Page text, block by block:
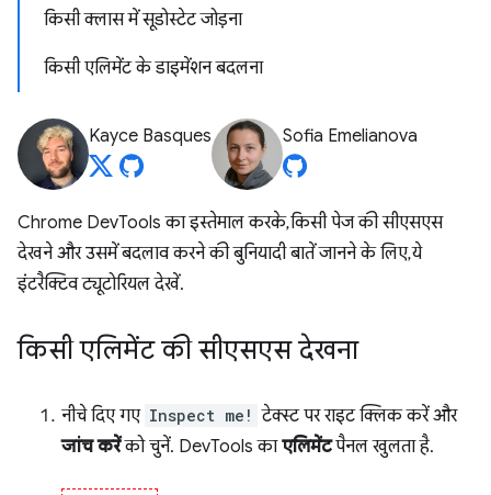
किसी क्लास में सूडोस्टेट जोड़ना
किसी एलिमेंट के डाइमेंशन बदलना
Kayce Basques Sofia Emelianova
Chrome DevTools का इस्तेमाल करके, किसी पेज की सीएसएस
देखने और उसमें बदलाव करने की बुनियादी बातें जानने के लिए, ये
इंटरैक्टिव ट्यूटोरियल देखें.
किसी एलिमेंट की सीएसएस देखना
नीचे दिए गए Inspect me! टेक्स्ट पर राइट क्लिक करें और
जांच करेंको चुनें. DevTools काएलिमेंटपैनल खुलता है.